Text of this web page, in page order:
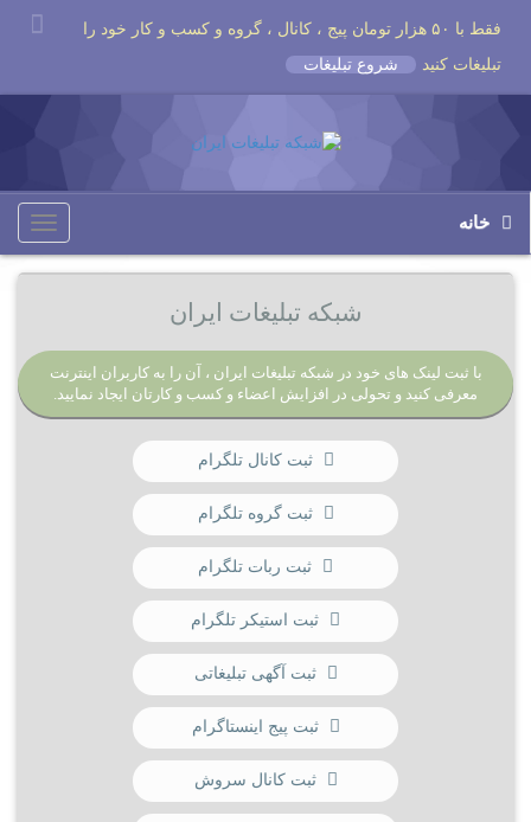
فقط با ۵۰ هزار تومان پیج ، کانال ، گروه و کسب و کار خود را
تبلیغات کنید
شروع تبلیغات
Toggle
خانه
شبکه تبلیغات ایران
با ثبت لینک های خود در شبکه تبلیغات ایران ، آن را به کاربران اینترنت
معرفی کنید و تحولی در افزایش اعضاء و کسب و کارتان ایجاد نمایید.
ثبت کانال تلگرام
ثبت گروه تلگرام
ثبت ربات تلگرام
ثبت استیکر تلگرام
ثبت آگهی تبلیغاتی
ثبت پیج اینستاگرام
ثبت کانال سروش